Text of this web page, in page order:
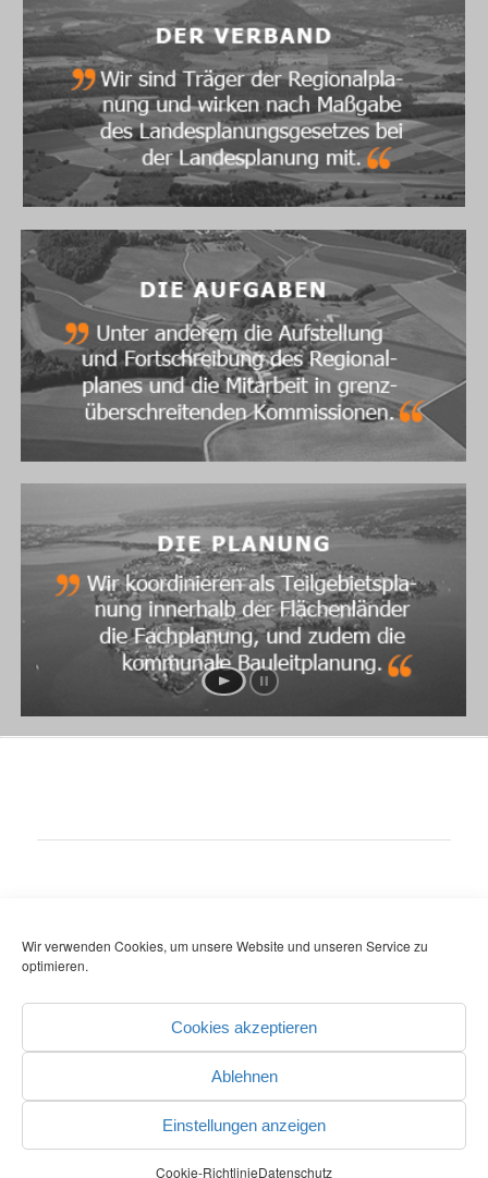
Wir verwenden Cookies, um unsere Website und unseren Service zu
optimieren.
Cookies akzeptieren
Ablehnen
Einstellungen anzeigen
Cookie-RichtlinieDatenschutz
© COPYRIGHT - REGIONALVERBAND HOCHRHEIN-BODENSEE